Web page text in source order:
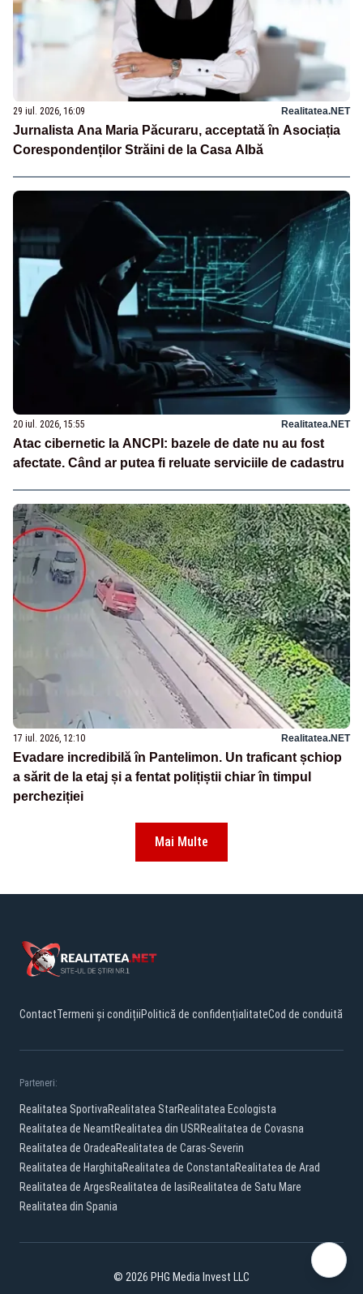
29 iul. 2026, 16:09 Realitatea.NET
Jurnalista Ana Maria Păcuraru, acceptată în Asociația
Corespondenților Străini de la Casa Albă
20 iul. 2026, 15:55 Realitatea.NET
Atac cibernetic la ANCPI: bazele de date nu au fost
afectate. Când ar putea fi reluate serviciile de cadastru
17 iul. 2026, 12:10 Realitatea.NET
Evadare incredibilă în Pantelimon. Un traficant șchiop
a sărit de la etaj și a fentat polițiștii chiar în timpul
percheziției
Mai Multe
ContactTermeni și condițiiPolitică de confidențialitateCod de conduită
Parteneri:
Realitatea SportivaRealitatea StarRealitatea Ecologista
Realitatea de NeamtRealitatea din USRRealitatea de Covasna
Realitatea de OradeaRealitatea de Caras-Severin
Realitatea de HarghitaRealitatea de ConstantaRealitatea de Arad
Realitatea de ArgesRealitatea de IasiRealitatea de Satu Mare
Realitatea din Spania
© 2026 PHG Media Invest LLC